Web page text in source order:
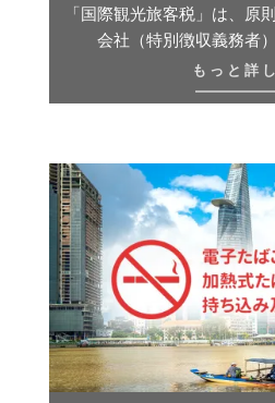
「国際観光旅客税」は、原
会社（特別徴収義務者
もっと詳